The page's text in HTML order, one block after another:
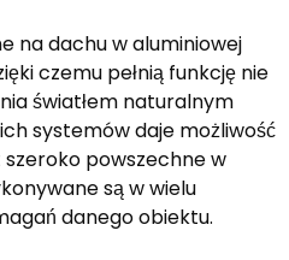
na dachu w aluminiowej
czemu pełnią funkcję nie
światłem naturalnym
systemów daje możliwość
powszechne w
są w wielu
danego obiektu.